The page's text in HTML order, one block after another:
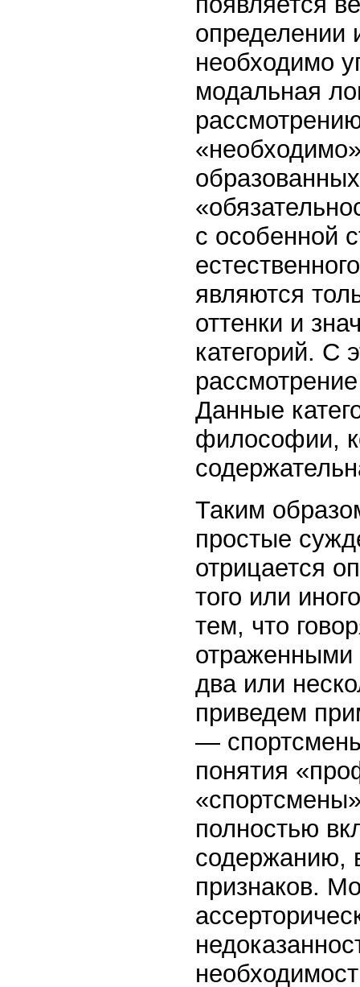
определении
необходимо
модальная
с особенной
являются
оттенки и
категорий. С
Данные
философии,
Таким
простые
отрицается
того или
тем, что
отраженными
два или
приведем
—
понятия
полностью
содержанию,
признаков.